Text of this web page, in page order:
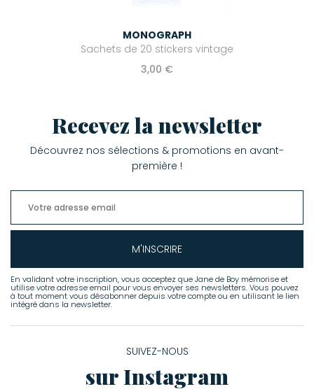
MONOGRAPH
Sachets de 20 stickers vintage
3,00 €
Recevez la newsletter
Découvrez nos sélections & promotions en avant-
première !
M'INSCRIRE
En validant votre inscription, vous acceptez que Jane de Boy mémorise et
utilise votre adresse email pour vous envoyer ses newsletters. Vous pouvez
à tout moment vous désabonner depuis votre compte ou en utilisant le lien
intégré dans la newsletter.
SUIVEZ-NOUS
sur Instagram